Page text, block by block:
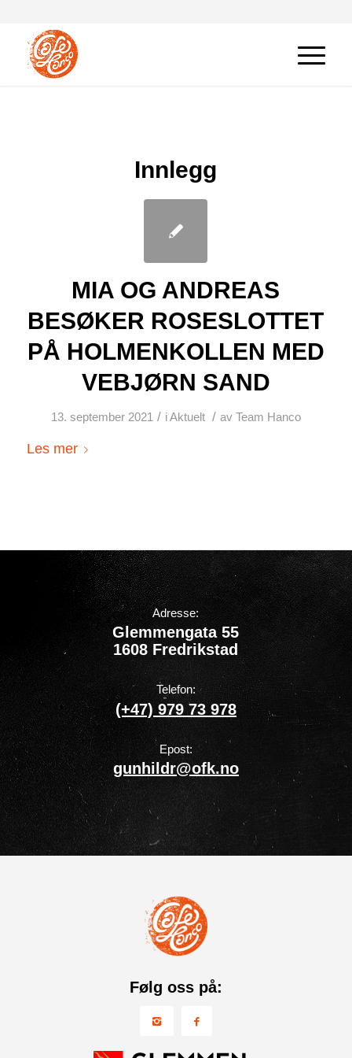
Innlegg
MIA OG ANDREAS
BESØKER ROSESLOTTET
PÅ HOLMENKOLLEN MED
VEBJØRN SAND
13. september 2021 / iAktuelt / av Team Hanco
Les mer
Adresse:
Glemmengata 55
1608 Fredrikstad
Telefon:
(+47) 979 73 978
Epost:
gunhildr@ofk.no
Følg oss på: